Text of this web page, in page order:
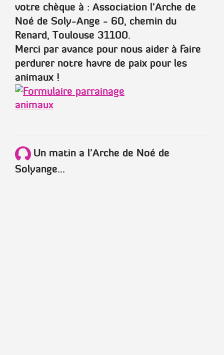
votre chèque à : Association l'Arche de
Noé de Soly-Ange - 60, chemin du
Renard, Toulouse 31100.
Merci par avance pour nous aider à faire
perdurer notre havre de paix pour les
animaux !
Un matin a l'Arche de Noé de
Solyange...